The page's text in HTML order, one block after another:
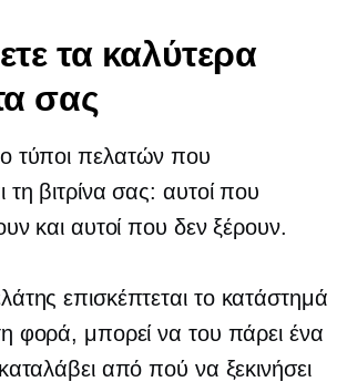
τα καλύτερα
σας
τύποι πελατών που
τη βιτρίνα σας: αυτοί που
και αυτοί που δεν ξέρουν.
επισκέπτεται το κατάστημά
φορά, μπορεί να του πάρει ένα
από πού να ξεκινήσει